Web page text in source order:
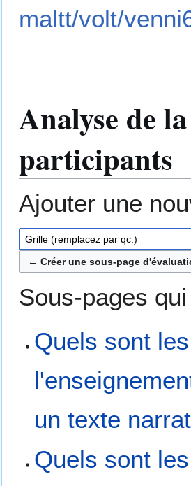
maltt/volt/
Analyse de
participants
Ajouter une
← Créer une sous-page
Sous-pages
Quels sont
un texte
Quels sont